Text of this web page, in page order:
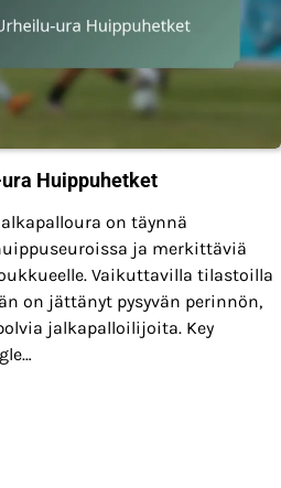
Huippuhetket
on täynnä
ja merkittäviä
Vaikuttavilla tilastoilla
on jättänyt pysyvän perinnön,
jalkapalloilijoita. Key